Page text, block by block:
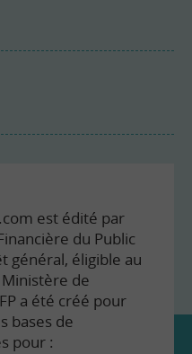
est édité par
du Public
général, éligible au
de
a été créé pour
bases de
pour :